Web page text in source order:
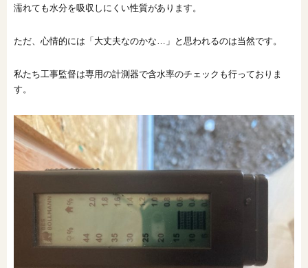
濡れても水分を吸収しにくい性質があります。
ただ、心情的には「大丈夫なのかな…」と思われるのは当然です。
私たち工事監督は専用の計測器で含水率のチェックも行っておりま
す。